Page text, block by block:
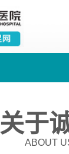
关于
ABOUT